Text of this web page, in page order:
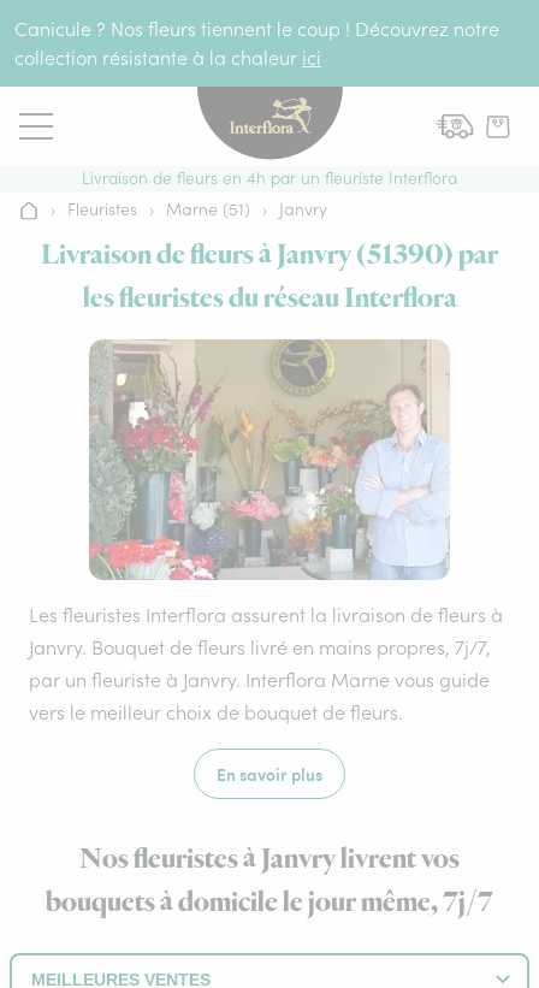
Canicule ? Nos fleurs tiennent le coup ! Découvrez notre
collection résistante à la chaleur ici
Livraison de fleurs en 4h par un fleuriste Interflora
Accueil
› Fleuristes › Marne (51) › Janvry
Livraison de fleurs à Janvry (51390) par
les fleuristes du réseau Interflora
Les fleuristes Interflora assurent la livraison de fleurs à
Janvry. Bouquet de fleurs livré en mains propres, 7j/7,
par un fleuriste à Janvry. Interflora Marne vous guide
vers le meilleur choix de bouquet de fleurs.
En savoir plus
Nos fleuristes à Janvry livrent vos
bouquets à domicile le jour même, 7j/7